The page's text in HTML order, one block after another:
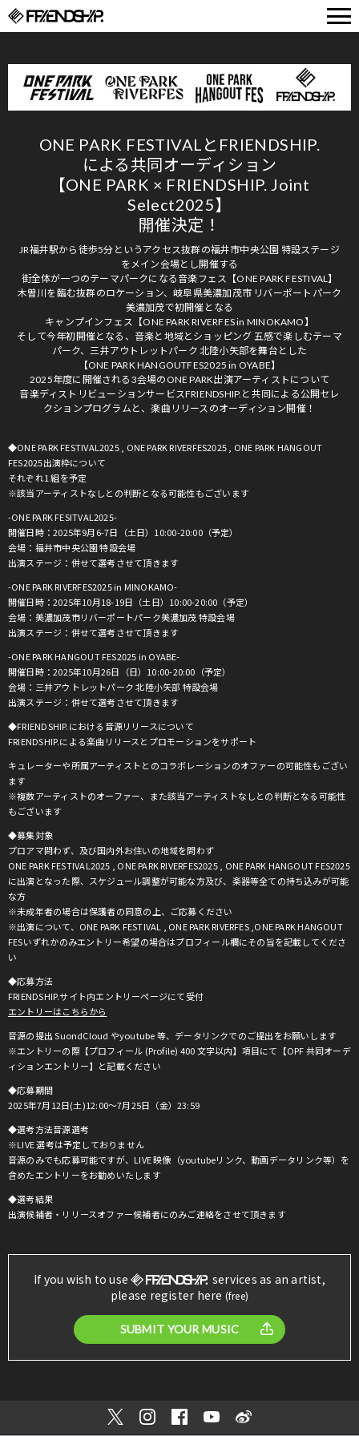
ONE PARK FESTIVALとFRIENDSHIP.
による共同オーディション
【ONE PARK × FRIENDSHIP. Joint
Select2025】
開催決定！
JR福井駅から徒歩5分というアクセス抜群の福井市中央公園 特設ステージ
をメイン会場とし開催する
街全体が一つのテーマパークになる音楽フェス【ONE PARK FESTIVAL】
木曽川を臨む抜群のロケーション、岐阜県美濃加茂市 リバーポートパーク
美濃加茂で初開催となる
キャンプインフェス【ONE PARK RIVERFES in MINOKAMO】
そして今年初開催となる、音楽と地域とショッピング 五感で楽しむテーマ
パーク、三井アウトレットパーク 北陸小矢部を舞台とした
【ONE PARK HANGOUTFES2025 in OYABE】
2025年度に開催される3会場のONE PARK出演アーティストについて
音楽ディストリビューションサービスFRIENDSHIP.と共同による公開セレ
クションプログラムと、楽曲リリースのオーディション開催！
◆ONE PARK FESTIVAL2025 , ONE PARK RIVERFES2025 , ONE PARK HANGOUT
FES2025出演枠について
それぞれ1 組を予定
※該当アーティストなしとの判断となる可能性もございます
-ONE PARK FESITVAL2025-
開催日時：2025年9月6-7日（土日）10:00-20:00（予定）
会場：福井市中央公園 特設会場
出演ステージ：併せて選考させて頂きます
-ONE PARK RIVERFES2025 in MINOKAMO-
開催日時：2025年10月18-19日（土日）10:00-20:00（予定）
会場：美濃加茂市リバーポートパーク美濃加茂 特設会場
出演ステージ：併せて選考させて頂きます
-ONE PARK HANGOUT FES2025 in OYABE-
開催日時：2025年10月26日（日）10:00-20:00（予定）
会場：三井アウトレットパーク 北陸小矢部 特設会場
出演ステージ：併せて選考させて頂きます
◆FRIENDSHIP.における音源リリースについて
FRIENDSHIP.による楽曲リリースとプロモーションをサポート
キュレーターや所属アーティストとのコラボレーションのオファーの可能性もござい
ます
※複数アーティストのオーファー、また該当アーティストなしとの判断となる可能性
もございます
◆募集対象
プロアマ問わず、及び国内外お住いの地域を問わず
ONE PARK FESTIVAL2025 , ONE PARK RIVERFES2025 , ONE PARK HANGOUT FES2025
に出演となった際、スケジュール調整が可能な方及び、楽器等全ての持ち込みが可能
な方
※未成年者の場合は保護者の同意の上、ご応募ください
※出演について、ONE PARK FESTIVAL , ONE PARK RIVERFES ,ONE PARK HANGOUT
FESいずれかのみエントリー希望の場合はプロフィール欄にその旨を記載してくださ
い
◆応募方法
FRIENDSHIP.サイト内エントリーページにて受付
エントリーはこちらから
音源の提出 SuondCloud やyoutube 等、データリンクでのご提出をお願いします
※エントリーの際【プロフィール (Profile) 400 文字以内】項目にて【OPF 共同オーデ
ィションエントリー】と記載ください
◆応募期間
2025年7月12日(土)12:00～7月25日（金）23:59
◆選考方法音源選考
※LIVE 選考は予定しておりません
音源のみでも応募可能ですが、LIVE 映像（youtubeリンク、動画データリンク等）を
含めたエントリーをお勧めいたします
◆選考結果
出演候補者・リリースオファー候補者にのみご連絡をさせて頂きます
If you wish to use
services as an artist,
please register here (free)
SUBMIT YOUR MUSIC